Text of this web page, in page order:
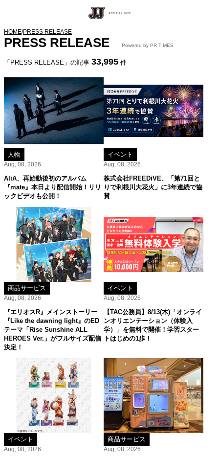
HOME/PRESS RELEASE
PRESS RELEASE Powered by PR TIMES
「PRESS RELEASE」の記事 33,995 件
人物
Aug, 08, 2026
AliA、再始動後初のアルバム
『mate』本日より配信開始！リリ
ックビデオも公開！
イベント
Aug, 08, 2026
株式会社FREEDiVE、「第71回と
りで利根川大花火」に3年連続で協
賛
商品サービス
Aug, 08, 2026
『エリオスR』メインストーリー
『Like the dawning light』のED
テーマ「Rise Sunshine ALL
HEROES Ver.」がフルサイズ配信
決定！
イベント
Aug, 08, 2026
【TAC公務員】8/13(木)「オンライ
ンオリエンテーション（体験入
学）」を無料で開催！学習スター
トはじめの1歩！
イベント
Aug, 08, 2026
商品サービス
Aug, 08, 2026